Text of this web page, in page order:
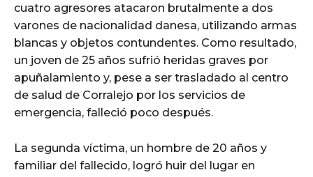
cuatro agresores atacaron brutalmente a dos
varones de nacionalidad danesa, utilizando armas
blancas y objetos contundentes. Como resultado,
un joven de 25 años sufrió heridas graves por
apuñalamiento y, pese a ser trasladado al centro
de salud de Corralejo por los servicios de
emergencia, falleció poco después.
La segunda víctima, un hombre de 20 años y
familiar del fallecido, logró huir del lugar en